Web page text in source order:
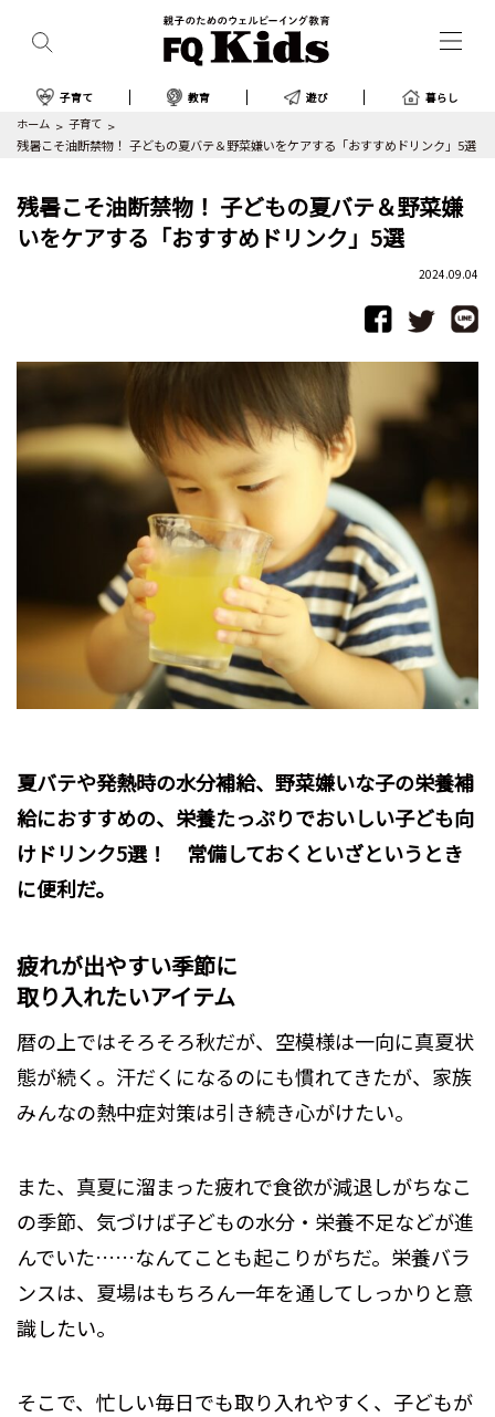
子育て 教育 遊び 暮らし
ホーム 子育て
残暑こそ油断禁物！ 子どもの夏バテ＆野菜嫌いをケアする「おすすめドリンク」5選
残暑こそ油断禁物！ 子どもの夏バテ＆野菜嫌
いをケアする「おすすめドリンク」5選
2024.09.04
夏バテや発熱時の水分補給、野菜嫌いな子の栄養補
給におすすめの、栄養たっぷりでおいしい子ども向
けドリンク5選！ 常備しておくといざというとき
に便利だ。
疲れが出やすい季節に
取り入れたいアイテム
暦の上ではそろそろ秋だが、空模様は一向に真夏状
態が続く。汗だくになるのにも慣れてきたが、家族
みんなの熱中症対策は引き続き心がけたい。
また、真夏に溜まった疲れで食欲が減退しがちなこ
の季節、気づけば子どもの水分・栄養不足などが進
んでいた……なんてことも起こりがちだ。栄養バラ
ンスは、夏場はもちろん一年を通してしっかりと意
識したい。
そこで、忙しい毎日でも取り入れやすく、子どもが